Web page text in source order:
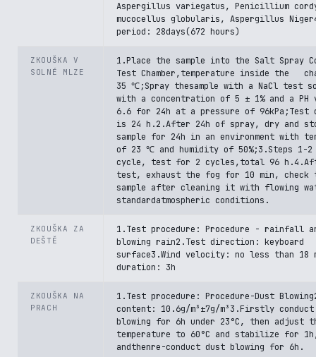
Aspergillus variegatus, Penicillium
mucocellus globularis, Aspergillus
period: 28days(672 hours)
ZKOUŠKA V
SOLNÉ MLZE
1.Place the sample into the Salt Spray
Test Chamber,temperature inside the
35 ℃;Spray thesample with a NaCl test
with a concentration of 5 ± 1% and a PH
6.6 for 24h at a pressure of 96kPa;Test
is 24 h.2.After 24h of spray, dry and
sample for 24h in an environment with
of 23 ℃ and humidity of 50%;3.Steps 1-2
cycle, test for 2 cycles,total 96
test, exhaust the fog for 10 min, check
sample after cleaning it with flowing
standardatmospheric conditions.
ZKOUŠKA ZA
DEŠTĚ
1.Test procedure: Procedure - rainfall
blowing rain2.Test direction: keyboard
surface3.Wind velocity: no less than 18
duration: 3h
ZKOUŠKA NA
PRACH
1.Test procedure: Procedure-Dust
content: 10.6g/m³±7g/m³3.Firstly
blowing for 6h under 23°C, then adjust
temperature to 60°C and stabilize for
andthenre-conduct dust blowing for 6h.